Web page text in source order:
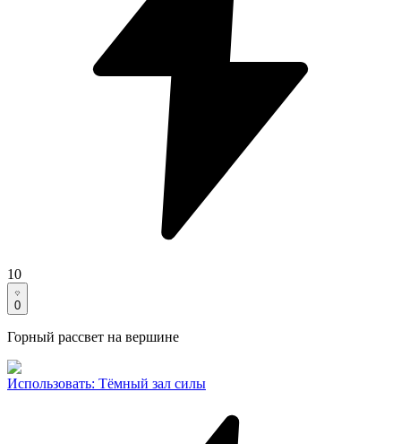
10
0
Горный рассвет на вершине
Использовать: Тёмный зал силы